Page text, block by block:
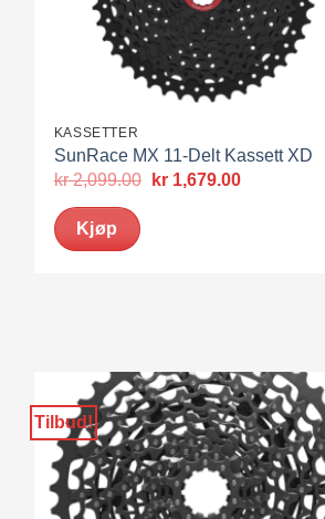
KASSETTER
SunRace MX 11-Delt Kassett XD
kr2,099.00
Opprinnelig
kr1,679.00Nåværende
Kjøp
Tilbud!